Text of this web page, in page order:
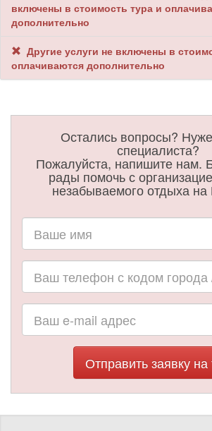
включены в стоимость тура и
дополнительно
Другие услуги не включены в
оплачиваются дополнительно
Остались вопросы?
специалиста?
Пожалуйста, напишите нам.
рады помочь с
незабываемого отдыха на
Отправить заявку на